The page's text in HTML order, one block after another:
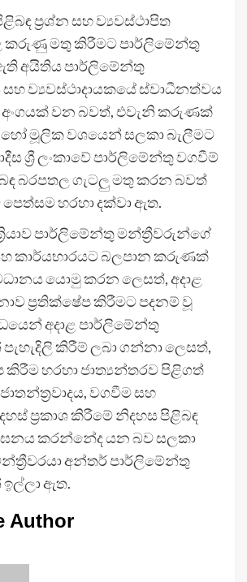
ප්‍රශ්න සහ ව්‍යවස්ථාපිත
කරුණු මතු කිරීමට පාර්ලිමේන්තු
අයිතිය පාර්ලිමේන්තු
සහ ව්‍යවස්ථාදායකයේ ස්වාධීනත්වය
අංගයක් වන බවත්, එවැනි කරුණක්
හෝ මූලික වශයෙන් සලකා බැලීමට
ශ්‍රී ලංකාවේ පාර්ලිමේන්තු වගවීම්
බරපතල ගැටලු මතු කරන බවත්
පෙත්සම හරහා දක්වා ඇත.
පාර්ලිමේන්තු මන්ත්‍රීවරුන්ගේ
කාර්යභාරයට බලපාන කරුණක්
යොමු කරන ලෙසත්, අදාළ
ප්‍රතික්ෂේප කිරීමට පදනම් වූ
අදාළ පාර්ලිමේන්තු
කිරීම් ලබා ගන්නා ලෙසත්,
කිරීම හරහා ජාත්‍යන්තරව පිළිගත්
වගවීම සහ
ප්‍රකාශ කිරීමේ නිදහස පිළිබඳ
කරන්නේද යන බව සලකා
අන්තර් පාර්ලිමේන්තු
ඇත.
Author